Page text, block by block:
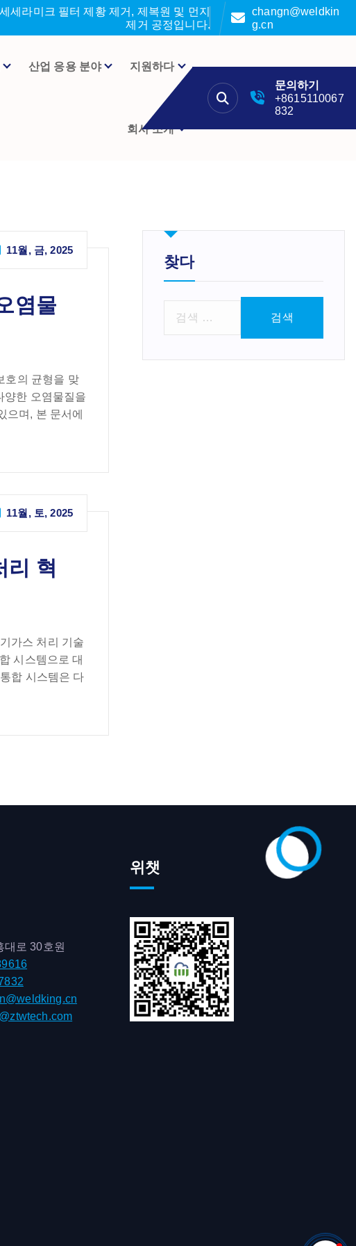
세라미크 필터 제황 제거, 제복원 및 먼지
제거 공정입니다.
changn@weldkin
g.cn
산업 응용 분야 지원하다
회사 소개
문의하기
+8615110067
832
11월, 금, 2025
염물
호의 균형을 맞
양한 오염물질을
으며, 본 문서에
11월, 토, 2025
리 혁
가스 처리 기술
시스템으로 대
합 시스템은 다
찾다
대로 30호원
위챗